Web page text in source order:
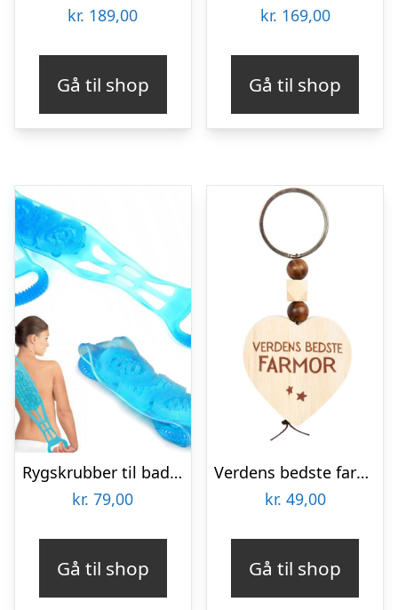
kr. 189,00
Gå til shop
kr. 169,00
Gå til shop
Rygskrubber til badet – massage og kropvask
kr. 79,00
Gå til shop
Verdens bedste farmor trænøglering
kr. 49,00
Gå til shop